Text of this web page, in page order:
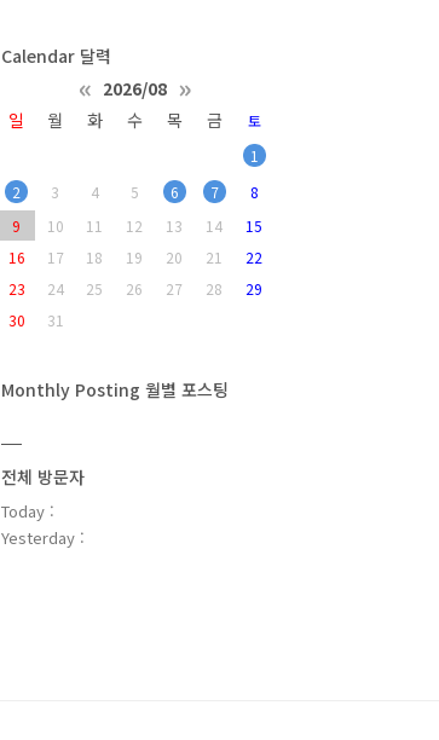
Calendar 달력
« 2026/08 »
일 월 화 수 목 금
토
1
2
3 4 5 6 7
8
9
10 11 12 13 14
15
16
17 18 19 20 21
22
23
24 25 26 27 28
29
30
31
Monthly Posting 월별 포스팅
전체 방문자
Today :
Yesterday :